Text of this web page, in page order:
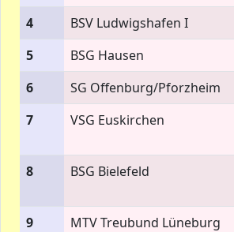
4 BSV Ludwigshafen I
5
BSG Hausen
6
SG Offenburg/Pforzheim
7
VSG Euskirchen
8
BSG Bielefeld
9
MTV Treubund Lüneburg